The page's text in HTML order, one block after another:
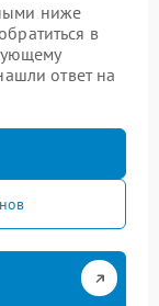
ниже
в
ответ на